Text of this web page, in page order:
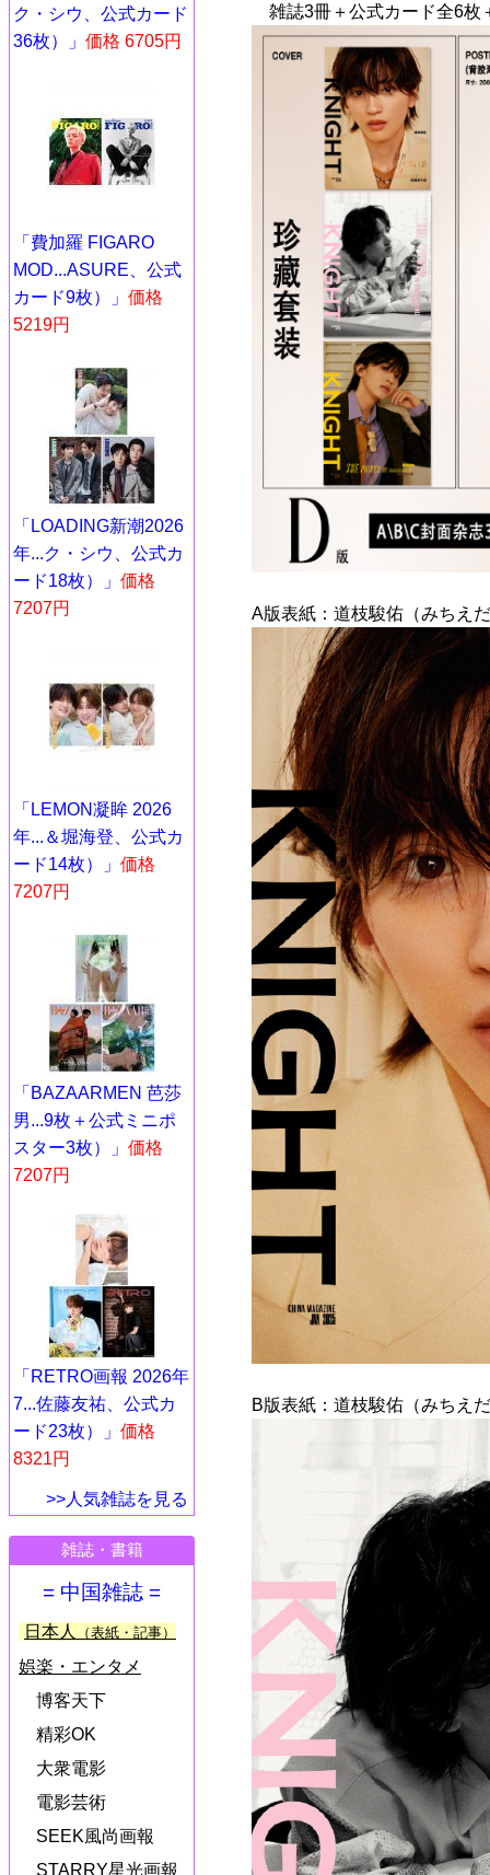
ク・シウ、公式カード
36枚）」 価格 6705円
「費加羅 FIGARO
MOD...ASURE、公式
カード9枚）」 価格
5219円
「LOADING新潮2026
年...ク・シウ、公式カ
ード18枚）」 価格
7207円
「LEMON凝眸 2026
年...＆堀海登、公式カ
ード14枚）」 価格
7207円
「BAZAARMEN 芭莎
男...9枚＋公式ミニポ
スター3枚）」 価格
7207円
「RETRO画報 2026年
7...佐藤友祐、公式カ
ード23枚）」 価格
8321円
>>人気雑誌を見る
雑誌・書籍
= 中国雑誌 =
日本人 （表紙・記事）
娯楽・エンタメ
博客天下
精彩OK
大衆電影
電影芸術
SEEK風尚画報
STARRY星光画報
雑誌3冊＋公式カード全6枚
A版表紙：道枝駿佑（みちえ
B版表紙：道枝駿佑（みちえ